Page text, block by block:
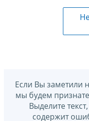
Если Вы заметили
мы будем
Выделите
содержит